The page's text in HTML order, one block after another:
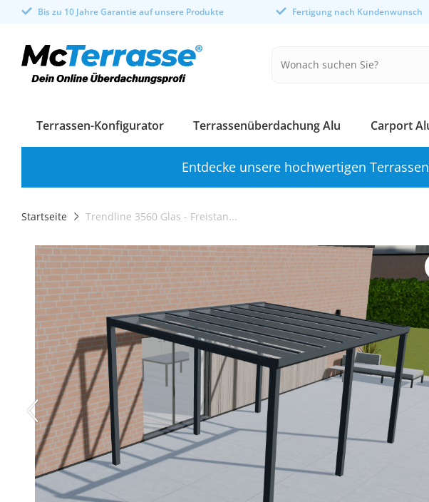
Bis zu 10 Jahre Garantie auf unsere Produkte Fertigung nach Kundenwunsch
Terrassen-Konfigurator Terrassenüberdachung Alu Carport
Entdecke unsere hochwertigen
Startseite Trendline 3560 Glas - Freistan...